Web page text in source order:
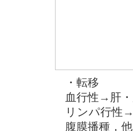
・転移
血行性→肝
リンパ行性
腹膜播種，